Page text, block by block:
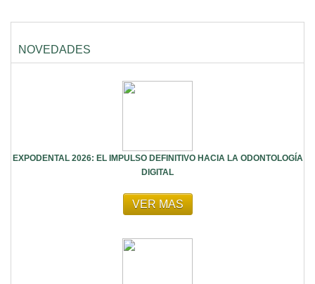
NOVEDADES
EXPODENTAL 2026: EL IMPULSO DEFINITIVO HACIA LA ODONTOLOGÍA
DIGITAL
VER MAS